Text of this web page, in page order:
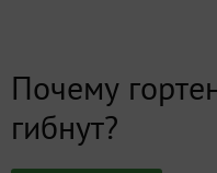
Почему
гибнут?